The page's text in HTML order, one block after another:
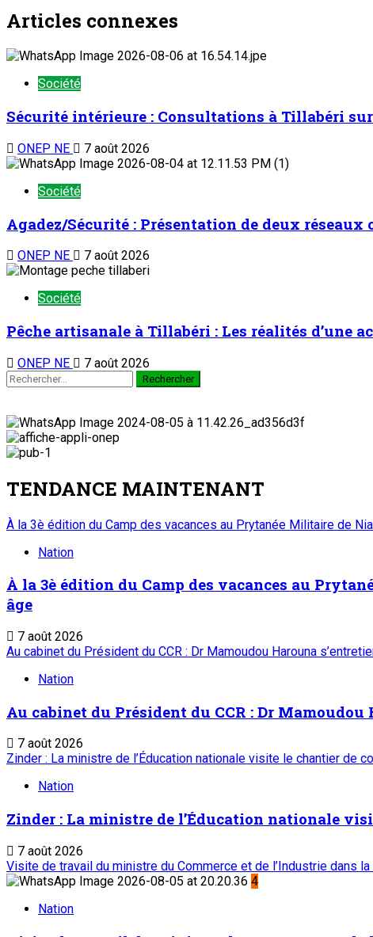
Articles connexes
Société
Sécurité intérieure : Consultations à Tillabéri sur
ONEP NE 7 août 2026
Société
Agadez/Sécurité : Présentation de deux
ONEP NE 7 août 2026
Société
Pêche artisanale à Tillabéri : Les réalités
ONEP NE 7 août 2026
TENDANCE MAINTENANT
À la 3è édition du Camp des vacances au Prytanée Militaire de
Nation
À la 3è édition du Camp des vacances au
âge
7 août 2026
Au cabinet du Président du CCR : Dr Mamoudou Harouna
Nation
Au cabinet du Président du CCR : Dr
7 août 2026
Zinder : La ministre de l’Éducation nationale visite le chantier de
Nation
Zinder : La ministre de l’Éducation nationale
7 août 2026
Visite de travail du ministre du Commerce et de l’Industrie dans
4
Nation